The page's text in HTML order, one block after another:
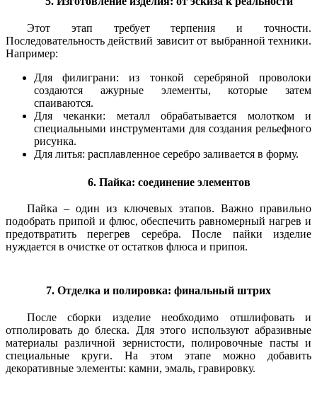
Этот этап требует терпения и точности.
Последовательность действий зависит от выбранной техники.
Например:
Для филиграни: из тонкой серебряной проволоки
создаются ажурные элементы, которые затем
спаиваются.
Для чеканки: металл обрабатывается молотком и
специальными инструментами для создания рельефного
рисунка.
Для литья: расплавленное серебро заливается в форму.
6. Пайка: соединение элементов
Пайка – один из ключевых этапов. Важно правильно
подобрать припой и флюс, обеспечить равномерный нагрев и
предотвратить перегрев серебра. После пайки изделие
нуждается в очистке от остатков флюса и припоя.
7. Отделка и полировка: финальный штрих
После сборки изделие необходимо отшлифовать и
отполировать до блеска. Для этого используют абразивные
материалы различной зернистости, полировочные пасты и
специальные круги. На этом этапе можно добавить
декоративные элементы: камни, эмаль, гравировку.